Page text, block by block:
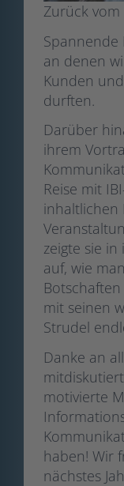
Zurück vom
Spannende
an denen
Kunden
durften.
Darüber
ihrem
Reise mit
inhaltlichen
zeigte sie
auf, wie
mit seinen
Strudel
Danke an
motivierte
haben! Wir
nächstes